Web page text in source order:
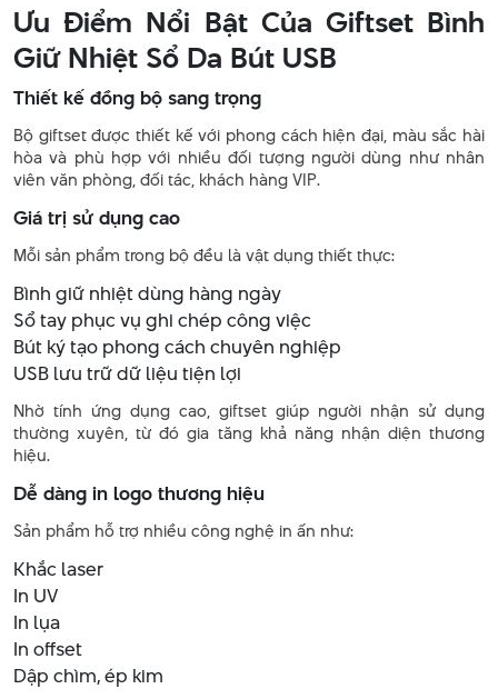
Ưu Điểm Nổi Bật Của Giftset Bình
Giữ Nhiệt Sổ Da Bút USB
Thiết kế đồng bộ sang trọng
Bộ giftset được thiết kế với phong cách hiện đại, màu sắc hài
hòa và phù hợp với nhiều đối tượng người dùng như nhân
viên văn phòng, đối tác, khách hàng VIP.
Giá trị sử dụng cao
Mỗi sản phẩm trong bộ đều là vật dụng thiết thực:
Bình giữ nhiệt dùng hàng ngày
Sổ tay phục vụ ghi chép công việc
Bút ký tạo phong cách chuyên nghiệp
USB lưu trữ dữ liệu tiện lợi
Nhờ tính ứng dụng cao, giftset giúp người nhận sử dụng
thường xuyên, từ đó gia tăng khả năng nhận diện thương
hiệu.
Dễ dàng in logo thương hiệu
Sản phẩm hỗ trợ nhiều công nghệ in ấn như:
Khắc laser
In UV
In lụa
In offset
Dập chìm, ép kim